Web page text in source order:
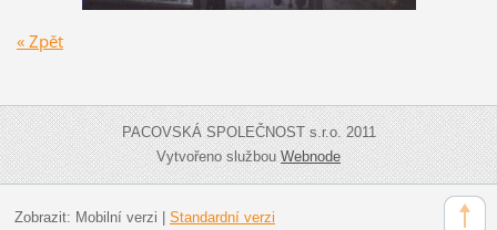
« Zpět
PACOVSKÁ SPOLEČNOST s.r.o. 2011
Vytvořeno službouWebnode
Zobrazit: Mobilní verzi Standardní verzi